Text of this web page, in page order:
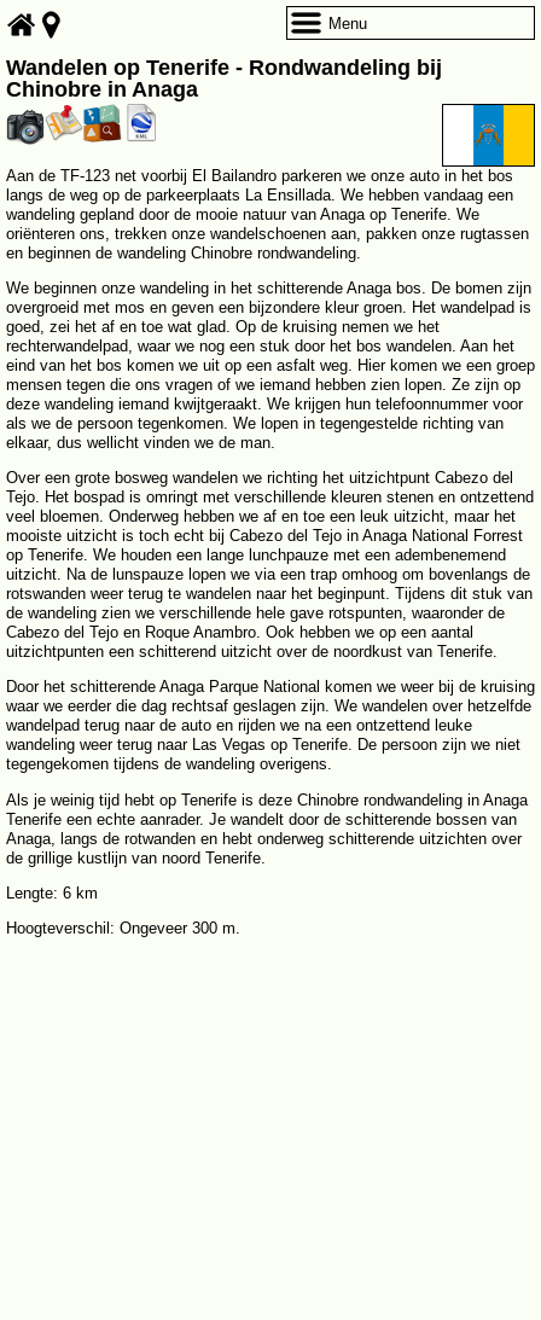
Wandelen op Tenerife - Rondwandeling bij
Chinobre in Anaga
Aan de TF-123 net voorbij El Bailandro parkeren we onze auto in het bos
langs de weg op de parkeerplaats La Ensillada. We hebben vandaag een
wandeling gepland door de mooie natuur van Anaga op Tenerife. We
oriënteren ons, trekken onze wandelschoenen aan, pakken onze rugtassen
en beginnen de wandeling Chinobre rondwandeling.
We beginnen onze wandeling in het schitterende Anaga bos. De bomen zijn
overgroeid met mos en geven een bijzondere kleur groen. Het wandelpad is
goed, zei het af en toe wat glad. Op de kruising nemen we het
rechterwandelpad, waar we nog een stuk door het bos wandelen. Aan het
eind van het bos komen we uit op een asfalt weg. Hier komen we een groep
mensen tegen die ons vragen of we iemand hebben zien lopen. Ze zijn op
deze wandeling iemand kwijtgeraakt. We krijgen hun telefoonnummer voor
als we de persoon tegenkomen. We lopen in tegengestelde richting van
elkaar, dus wellicht vinden we de man.
Over een grote bosweg wandelen we richting het uitzichtpunt Cabezo del
Tejo. Het bospad is omringt met verschillende kleuren stenen en ontzettend
veel bloemen. Onderweg hebben we af en toe een leuk uitzicht, maar het
mooiste uitzicht is toch echt bij Cabezo del Tejo in Anaga National Forrest
op Tenerife. We houden een lange lunchpauze met een adembenemend
uitzicht. Na de lunspauze lopen we via een trap omhoog om bovenlangs de
rotswanden weer terug te wandelen naar het beginpunt. Tijdens dit stuk van
de wandeling zien we verschillende hele gave rotspunten, waaronder de
Cabezo del Tejo en Roque Anambro. Ook hebben we op een aantal
uitzichtpunten een schitterend uitzicht over de noordkust van Tenerife.
Door het schitterende Anaga Parque National komen we weer bij de kruising
waar we eerder die dag rechtsaf geslagen zijn. We wandelen over hetzelfde
wandelpad terug naar de auto en rijden we na een ontzettend leuke
wandeling weer terug naar Las Vegas op Tenerife. De persoon zijn we niet
tegengekomen tijdens de wandeling overigens.
Als je weinig tijd hebt op Tenerife is deze Chinobre rondwandeling in Anaga
Tenerife een echte aanrader. Je wandelt door de schitterende bossen van
Anaga, langs de rotwanden en hebt onderweg schitterende uitzichten over
de grillige kustlijn van noord Tenerife.
Lengte: 6 km
Hoogteverschil: Ongeveer 300 m.
Menu